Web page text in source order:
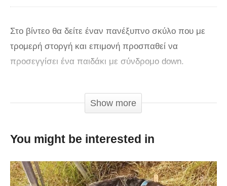
Στο βίντεο θα δείτε έναν πανέξυπνο σκύλο που με
τρομερή στοργή και επιμονή προσπαθεί να
προσεγγίσει ένα παιδάκι με σύνδρομο down.
Show more
You might be interested in